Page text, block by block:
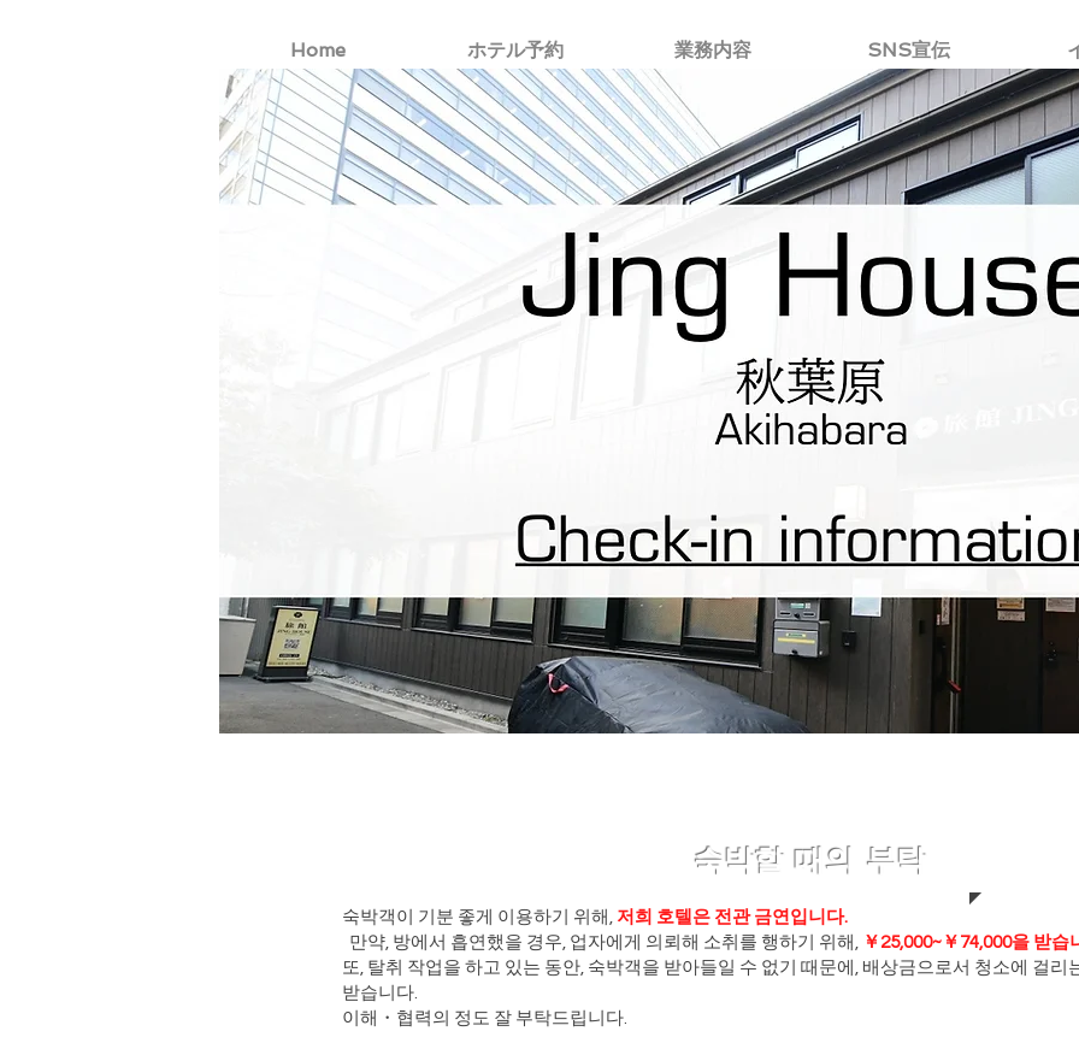
Home ホテル予約 業務内容 SNS宣伝
​숙박할 때의 부탁
숙박객이 기분 좋게 이용하기 위해, 저희 호텔은 전관 금연입니다.
만약, 방에서 흡연했을 경우, 업자에게 의뢰해 소취를 행하기 위해,
￥25,000~￥74,000을 받습
또, 탈취 작업을 하고 있는 동안, 숙박객을 받아들일 수 없기 때문에, 배상금으로서 청소에 걸리
받습니다.
이해・협력의 정도 잘 부탁드립니다.